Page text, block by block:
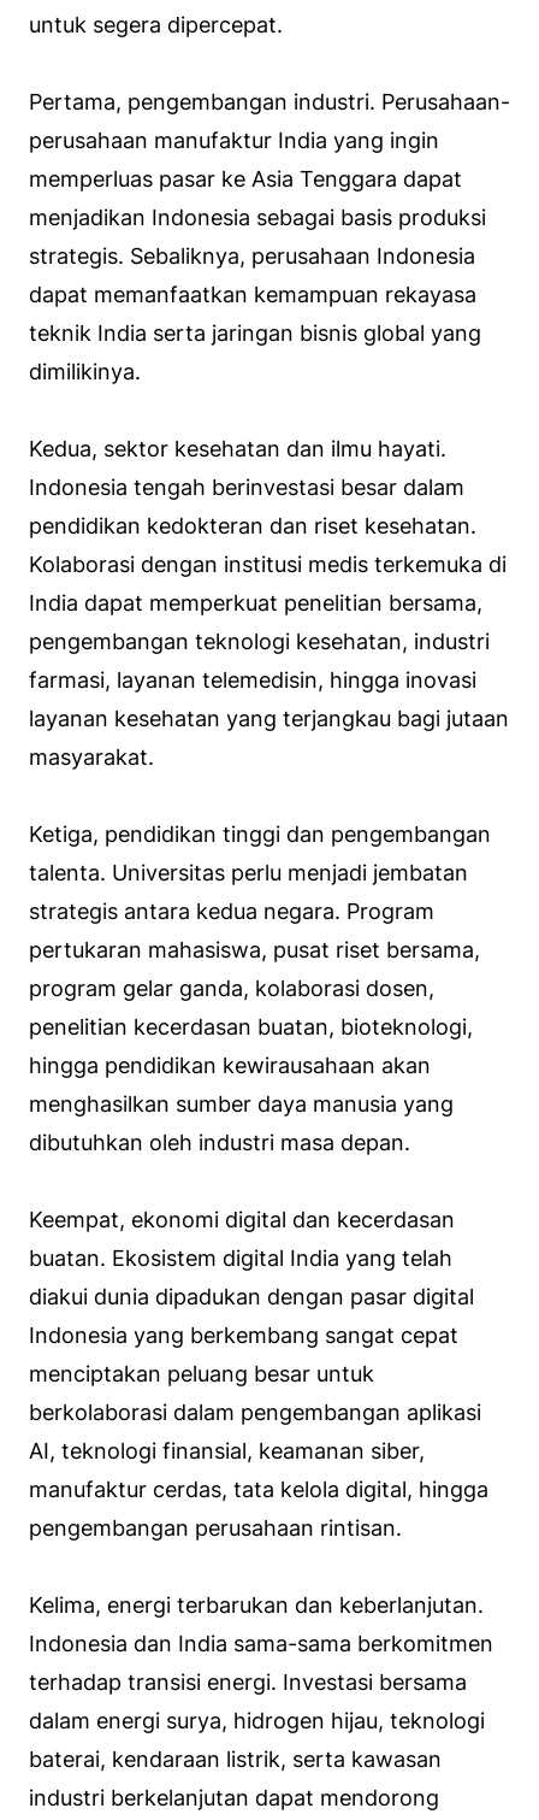
untuk segera dipercepat.
Pertama, pengembangan industri. Perusahaan-
perusahaan manufaktur India yang ingin
memperluas pasar ke Asia Tenggara dapat
menjadikan Indonesia sebagai basis produksi
strategis. Sebaliknya, perusahaan Indonesia
dapat memanfaatkan kemampuan rekayasa
teknik India serta jaringan bisnis global yang
dimilikinya.
Kedua, sektor kesehatan dan ilmu hayati.
Indonesia tengah berinvestasi besar dalam
pendidikan kedokteran dan riset kesehatan.
Kolaborasi dengan institusi medis terkemuka di
India dapat memperkuat penelitian bersama,
pengembangan teknologi kesehatan, industri
farmasi, layanan telemedisin, hingga inovasi
layanan kesehatan yang terjangkau bagi jutaan
masyarakat.
Ketiga, pendidikan tinggi dan pengembangan
talenta. Universitas perlu menjadi jembatan
strategis antara kedua negara. Program
pertukaran mahasiswa, pusat riset bersama,
program gelar ganda, kolaborasi dosen,
penelitian kecerdasan buatan, bioteknologi,
hingga pendidikan kewirausahaan akan
menghasilkan sumber daya manusia yang
dibutuhkan oleh industri masa depan.
Keempat, ekonomi digital dan kecerdasan
buatan. Ekosistem digital India yang telah
diakui dunia dipadukan dengan pasar digital
Indonesia yang berkembang sangat cepat
menciptakan peluang besar untuk
berkolaborasi dalam pengembangan aplikasi
AI, teknologi finansial, keamanan siber,
manufaktur cerdas, tata kelola digital, hingga
pengembangan perusahaan rintisan.
Kelima, energi terbarukan dan keberlanjutan.
Indonesia dan India sama-sama berkomitmen
terhadap transisi energi. Investasi bersama
dalam energi surya, hidrogen hijau, teknologi
baterai, kendaraan listrik, serta kawasan
industri berkelanjutan dapat mendorong